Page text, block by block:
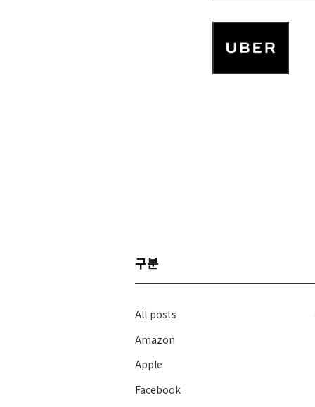
구분
All posts
Amazon
Apple
Facebook